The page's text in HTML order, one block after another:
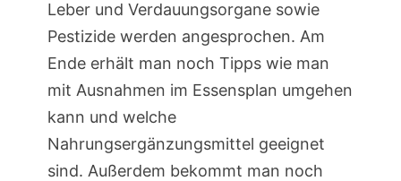
Leber und Verdauungsorgane sowie
Pestizide werden angesprochen. Am
Ende erhält man noch Tipps wie man
mit Ausnahmen im Essensplan umgehen
kann und welche
Nahrungsergänzungsmittel geeignet
sind. Außerdem bekommt man noch